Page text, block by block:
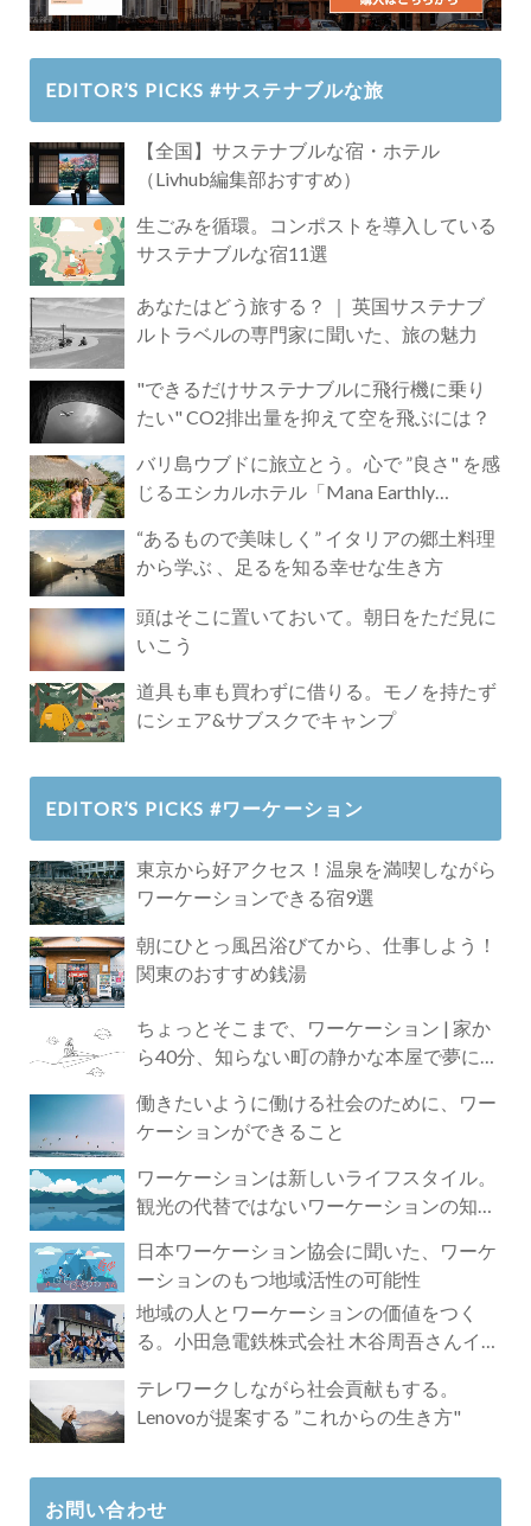
EDITOR’S PICKS #サステナブルな旅
【全国】サステナブルな宿・ホテル
（Livhub編集部おすすめ）
生ごみを循環。コンポストを導入している
サステナブルな宿11選
あなたはどう旅する？ ｜ 英国サステナブ
ルトラベルの専門家に聞いた、旅の魅力
"できるだけサステナブルに飛行機に乗り
たい" CO2排出量を抑えて空を飛ぶには？
バリ島ウブドに旅立とう。心で ”良さ" を感
じるエシカルホテル「Mana Earthly
“あるもので美味しく” イタリアの郷土料理
から学ぶ 、足るを知る幸せな生き方
頭はそこに置いておいて。朝日をただ見に
いこう
道具も車も買わずに借りる。モノを持たず
にシェア&サブスクでキャンプ
EDITOR’S PICKS #ワーケーション
東京から好アクセス！温泉を満喫しながら
ワーケーションできる宿9選
朝にひとっ風呂浴びてから、仕事しよう！
関東のおすすめ銭湯
ちょっとそこまで、ワーケーション | 家か
ら40分、知らない町の静かな本屋で夢に近
働きたいように働ける社会のために、ワー
ケーションができること
ワーケーションは新しいライフスタイル。
観光の代替ではないワーケーションの知ら
日本ワーケーション協会に聞いた、ワーケ
ーションのもつ地域活性の可能性
地域の人とワーケーションの価値をつく
る。小田急電鉄株式会社 木谷周吾さんイン
テレワークしながら社会貢献もする。
Lenovoが提案する ”これからの生き方"
お問い合わせ